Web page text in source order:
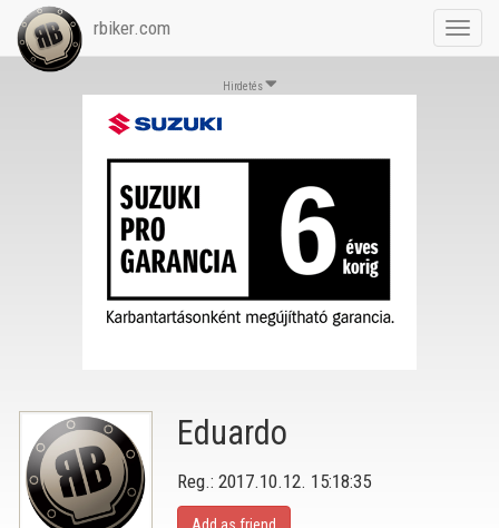
rbiker.com
Hirdetés
Eduardo
Reg.: 2017.10.12. 15:18:35